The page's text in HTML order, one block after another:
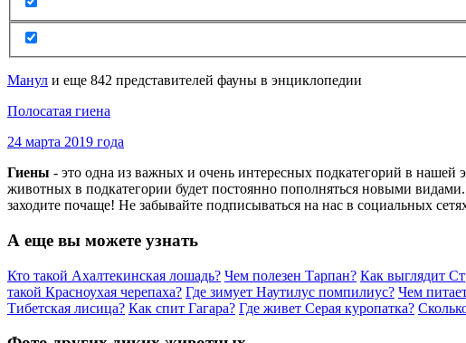
Манул и еще 842 представителей фауны в энциклопедии
Полосатая гиена
24 марта 2019 года
Гиены - это одна из важных и очень интересных подкатегорий в
животных в подкатегории будет постоянно пополняться новыми
заходите почаще! Не забывайте подписываться на нас в социальных
А еще вы можете узнать
Кто такой Ахалтекинская лошадь? Чем полезен Тарпан? Как выглядит
такой Красноухая черепаха? Где зимует Наутилус помпилиус? Чем
Тибетская лисица? Как спит Гагара? Где живет Серая куропатка?